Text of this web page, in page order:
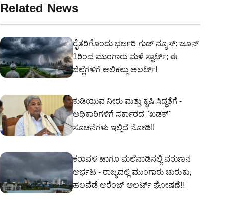
Related News
ರೈತರಿಗೊಂದು ಭರ್ಜರಿ ಗುಡ್ ನ್ಯೂಸ್: ಜೂನ್
1ರಿಂದ ಮುಂಗಾರು ಮಳೆ ಸ್ಟಾರ್ಟ್; ಈ
ಜಿಲ್ಲೆಗಳಿಗೆ ಆಲಿಕಲ್ಲು ಅಲರ್ಟ್!
ಕುಡಿಯುವ ನೀರು ಮತ್ತು ಕೃಷಿ ಸಿದ್ಧತೆಗೆ -
ಅಧಿಕಾರಿಗಳಿಗೆ ಸರ್ಕಾರದ "ಖಡಕ್"
ಸೂಚನೆಗಳು ಇಲ್ಲಿದೆ ನೋಡಿ!!
ಕರಾವಳಿ ಹಾಗೂ ಮಲೆನಾಡಿನಲ್ಲಿ ವರುಣನ
ಆರ್ಭಟ - ರಾಜ್ಯದಲ್ಲಿ ಮುಂಗಾರು ಚುರುಕು,
ಹಲವೆಡೆ ಆರೆಂಜ್ ಅಲರ್ಟ್ ಘೋಷಣೆ!!